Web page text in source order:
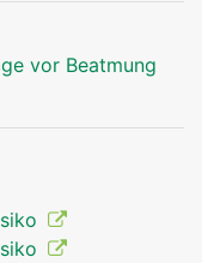
vor Beatmung